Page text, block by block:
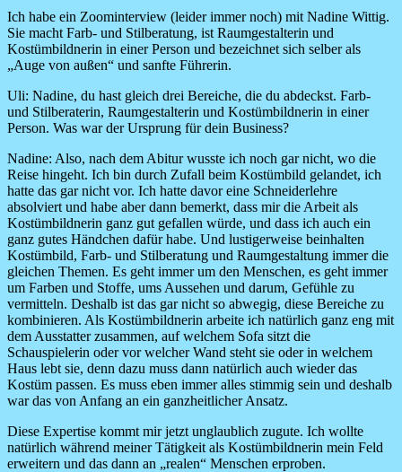
Ich habe ein Zoominterview (leider immer noch) mit Nadine Wittig.
Sie macht Farb- und Stilberatung, ist Raumgestalterin und
Kostümbildnerin in einer Person und bezeichnet sich selber als
„Auge von außen“ und sanfte Führerin.
Uli: Nadine, du hast gleich drei Bereiche, die du abdeckst. Farb-
und Stilberaterin, Raumgestalterin und Kostümbildnerin in einer
Person. Was war der Ursprung für dein Business?
Nadine: Also, nach dem Abitur wusste ich noch gar nicht, wo die
Reise hingeht. Ich bin durch Zufall beim Kostümbild gelandet, ich
hatte das gar nicht vor. Ich hatte davor eine Schneiderlehre
absolviert und habe aber dann bemerkt, dass mir die Arbeit als
Kostümbildnerin ganz gut gefallen würde, und dass ich auch ein
ganz gutes Händchen dafür habe. Und lustigerweise beinhalten
Kostümbild, Farb- und Stilberatung und Raumgestaltung immer die
gleichen Themen. Es geht immer um den Menschen, es geht immer
um Farben und Stoffe, ums Aussehen und darum, Gefühle zu
vermitteln. Deshalb ist das gar nicht so abwegig, diese Bereiche zu
kombinieren. Als Kostümbildnerin arbeite ich natürlich ganz eng mit
dem Ausstatter zusammen, auf welchem Sofa sitzt die
Schauspielerin oder vor welcher Wand steht sie oder in welchem
Haus lebt sie, denn dazu muss dann natürlich auch wieder das
Kostüm passen. Es muss eben immer alles stimmig sein und deshalb
war das von Anfang an ein ganzheitlicher Ansatz.
Diese Expertise kommt mir jetzt unglaublich zugute. Ich wollte
natürlich während meiner Tätigkeit als Kostümbildnerin mein Feld
erweitern und das dann an „realen“ Menschen erproben.